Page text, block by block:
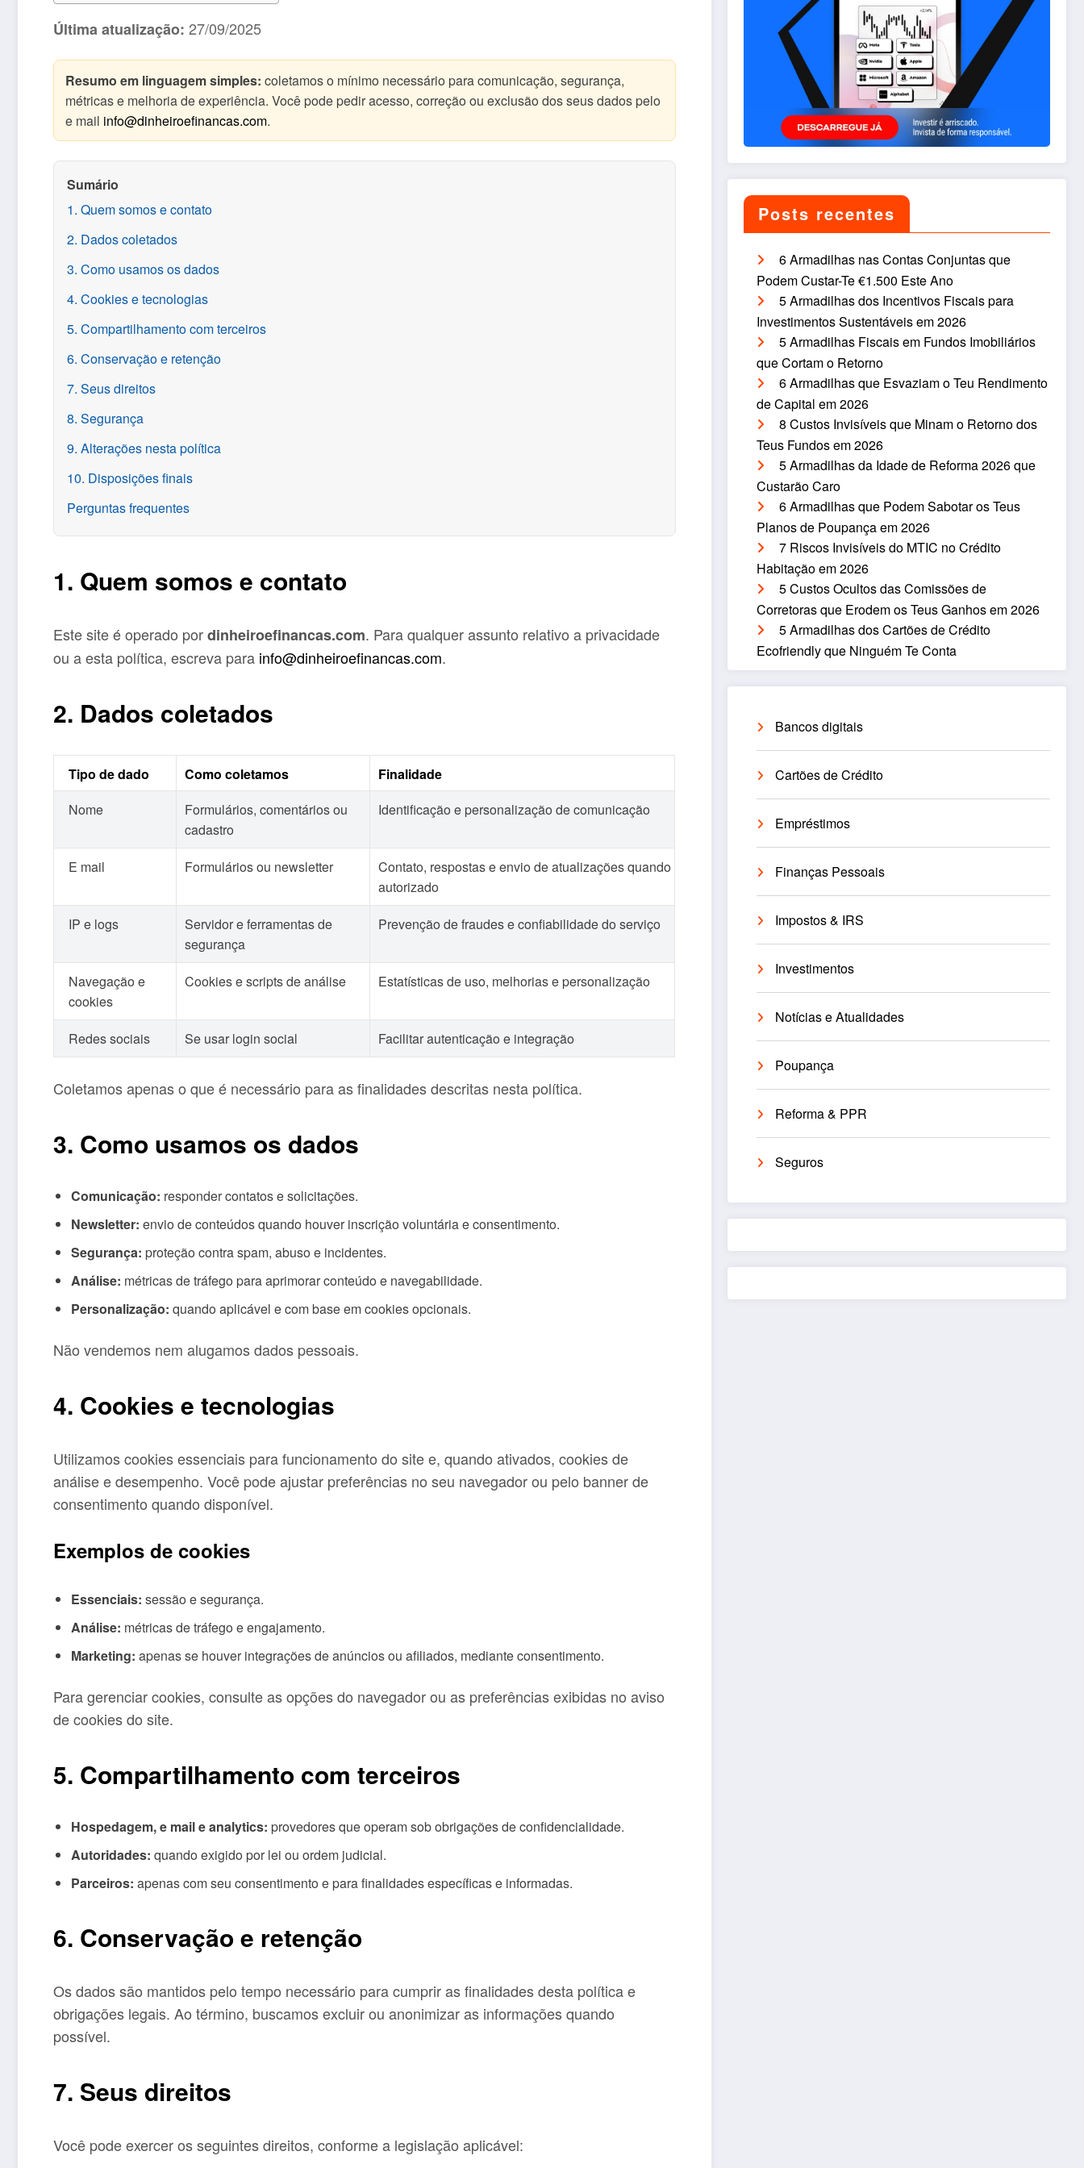
Última atualização: 27/09/2025
Resumo em linguagem simples: coletamos o mínimo necessário para comunicação, segurança,
métricas e melhoria de experiência. Você pode pedir acesso, correção ou exclusão dos seus dados pelo
e mail info@dinheiroefinancas.com.
Sumário
1. Quem somos e contato
2. Dados coletados
3. Como usamos os dados
4. Cookies e tecnologias
5. Compartilhamento com terceiros
6. Conservação e retenção
7. Seus direitos
8. Segurança
9. Alterações nesta política
10. Disposições finais
Perguntas frequentes
1. Quem somos e contato
Este site é operado pordinheiroefinancas.com. Para qualquer assunto relativo a privacidade
ou a esta política, escreva para info@dinheiroefinancas.com.
2. Dados coletados
Tipo de dado Como coletamos
Finalidade
Nome
Formulários, comentários ou
cadastro
Identificação e personalização de comunicação
E mail Formulários ou newsletter
Contato, respostas e envio de atualizações quando
autorizado
IP e logs
Servidor e ferramentas de
segurança
Prevenção de fraudes e confiabilidade do serviço
Navegação e
cookies
Cookies e scripts de análise Estatísticas de uso, melhorias e personalização
Redes sociais Se usar login social Facilitar autenticação e integração
Coletamos apenas o que é necessário para as finalidades descritas nesta política.
3. Como usamos os dados
Comunicação: responder contatos e solicitações.
Newsletter: envio de conteúdos quando houver inscrição voluntária e consentimento.
Segurança: proteção contra spam, abuso e incidentes.
Análise: métricas de tráfego para aprimorar conteúdo e navegabilidade.
Personalização: quando aplicável e com base em cookies opcionais.
Não vendemos nem alugamos dados pessoais.
4. Cookies e tecnologias
Utilizamos cookies essenciais para funcionamento do site e, quando ativados, cookies de
análise e desempenho. Você pode ajustar preferências no seu navegador ou pelo banner de
consentimento quando disponível.
Exemplos de cookies
Essenciais: sessão e segurança.
Análise: métricas de tráfego e engajamento.
Marketing: apenas se houver integrações de anúncios ou afiliados, mediante consentimento.
Para gerenciar cookies, consulte as opções do navegador ou as preferências exibidas no aviso
de cookies do site.
5. Compartilhamento com terceiros
Hospedagem, e mail e analytics: provedores que operam sob obrigações de confidencialidade.
Autoridades: quando exigido por lei ou ordem judicial.
Parceiros: apenas com seu consentimento e para finalidades específicas e informadas.
6. Conservação e retenção
Os dados são mantidos pelo tempo necessário para cumprir as finalidades desta política e
obrigações legais. Ao término, buscamos excluir ou anonimizar as informações quando
possível.
7. Seus direitos
Você pode exercer os seguintes direitos, conforme a legislação aplicável:
Posts recentes
6 Armadilhas nas Contas Conjuntas que
Podem Custar-Te €1.500 Este Ano
5 Armadilhas dos Incentivos Fiscais para
Investimentos Sustentáveis em 2026
5 Armadilhas Fiscais em Fundos Imobiliários
que Cortam o Retorno
6 Armadilhas que Esvaziam o Teu Rendimento
de Capital em 2026
8 Custos Invisíveis que Minam o Retorno dos
Teus Fundos em 2026
5 Armadilhas da Idade de Reforma 2026 que
Custarão Caro
6 Armadilhas que Podem Sabotar os Teus
Planos de Poupança em 2026
7 Riscos Invisíveis do MTIC no Crédito
Habitação em 2026
5 Custos Ocultos das Comissões de
Corretoras que Erodem os Teus Ganhos em 2026
5 Armadilhas dos Cartões de Crédito
Ecofriendly que Ninguém Te Conta
Bancos digitais
Cartões de Crédito
Empréstimos
Finanças Pessoais
Impostos & IRS
Investimentos
Notícias e Atualidades
Poupança
Reforma & PPR
Seguros